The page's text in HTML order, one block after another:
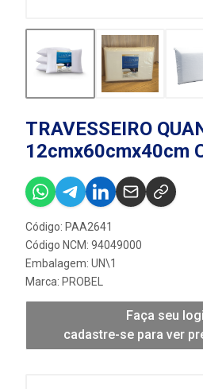
TRAVESSEIRO
12cmx60cmx40cm
Código: PAA2641
Código NCM: 94049000
Embalagem: UN\1
Marca: PROBEL
Faça seu
cadastre-se para ver